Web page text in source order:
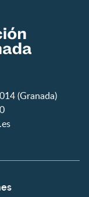
(Granada)